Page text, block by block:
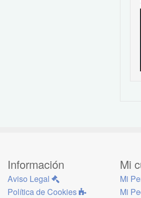
Información
Aviso Legal
Política de Cookies
Mi
Mi
Mi